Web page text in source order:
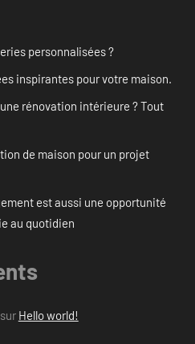
personnalisées ?
inspirantes pour votre maison.
rénovation intérieure ? Tout
de maison pour un projet
est aussi une opportunité
au quotidien
Hello world!